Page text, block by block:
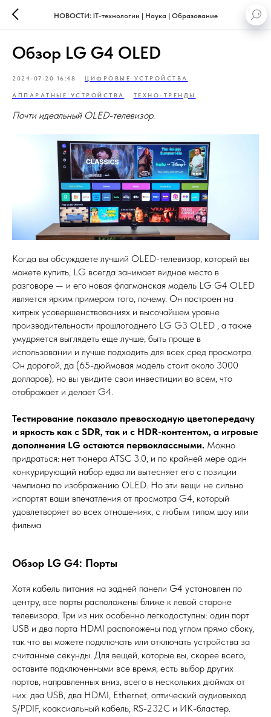
НОВОСТИ: IT-технологии | Наука | Образование
Обзор LG G4 OLED
2024-07-20 16:48 ЦИФРОВЫЕ УСТРОЙСТВА
АППАРАТНЫЕ УСТРОЙСТВА ТЕХНО-ТРЕНДЫ
Почти идеальный OLED-телевизор.
Когда вы обсуждаете лучший OLED-телевизор, который вы
можете купить, LG всегда занимает видное место в
разговоре — и его новая флагманская модель LG G4 OLED
является ярким примером того, почему. Он построен на
хитрых усовершенствованиях и высочайшем уровне
производительности прошлогоднего LG G3 OLED , а также
умудряется выглядеть еще лучше, быть проще в
использовании и лучше подходить для всех сред просмотра.
Он дорогой, да (65-дюймовая модель стоит около 3000
долларов), но вы увидите свои инвестиции во всем, что
отображает и делает G4.
Тестирование показало превосходную цветопередачу
и яркость как с SDR, так и с HDR-контентом, а игровые
дополнения LG остаются первоклассными. Можно
придраться: нет тюнера ATSC 3.0, и по крайней мере один
конкурирующий набор едва ли вытесняет его с позиции
чемпиона по изображению OLED. Но эти вещи не сильно
испортят ваши впечатления от просмотра G4, который
удовлетворяет во всех отношениях, с любым типом шоу или
фильма
Обзор LG G4: Порты
Хотя кабель питания на задней панели G4 установлен по
центру, все порты расположены ближе к левой стороне
телевизора. Три из них особенно легкодоступны: один порт
USB и два порта HDMI расположены под углом прямо сбоку,
так что вы можете подключать или отключать устройства за
считанные секунды. Для вещей, которые вы, скорее всего,
оставите подключенными все время, есть выбор других
портов, направленных вниз, всего в нескольких дюймах от
них: два USB, два HDMI, Ethernet, оптический аудиовыход
S/PDIF, коаксиальный кабель, RS-232C и ИК-бластер.